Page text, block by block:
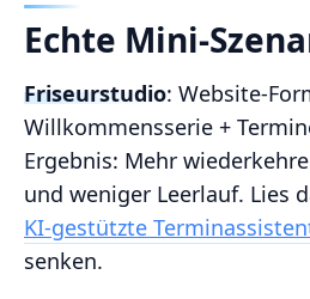
Echte
Friseurstudio:
Willkommensserie +
Ergebnis: Mehr
und weniger Leerlauf. Lies
KI‑gestützte
senken.